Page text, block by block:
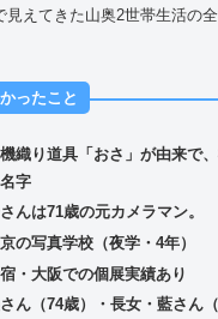
見えてきた山奥2世帯生活の
ったこと
機織り道具「おさ」が由来で
字
んは71歳の元カメラマン。
の写真学校（夜学・4年）
・大阪での個展実績あり
ん（74歳）・長女・藍さん